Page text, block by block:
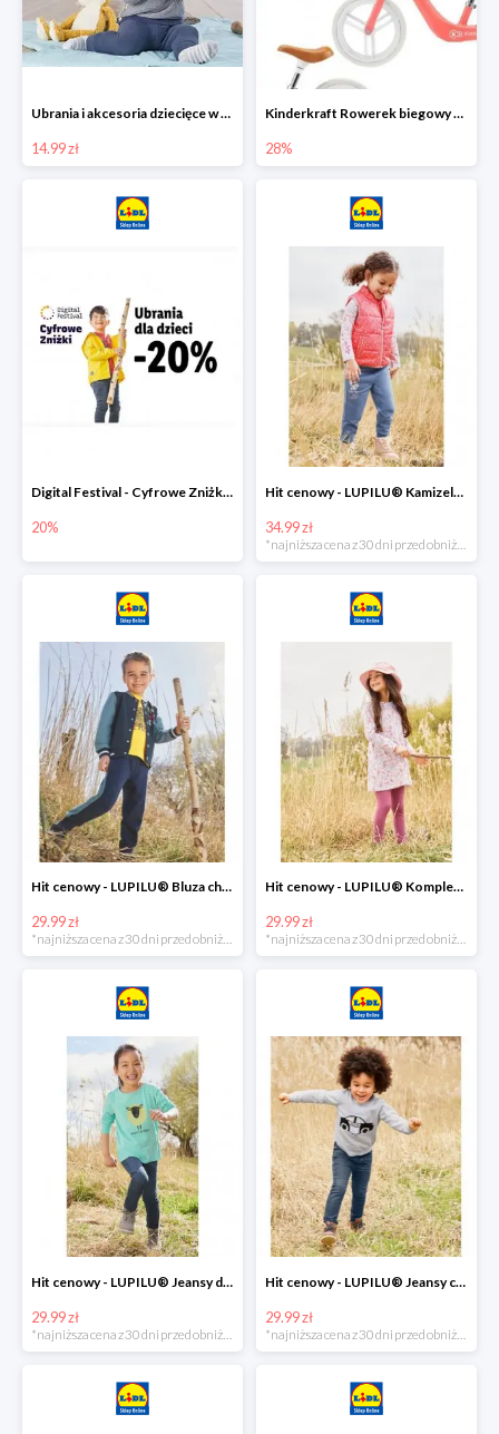
Ubrania i akcesoria dziecięce w Lidlu Online od 14,99 zł
14.99 zł
Kinderkraft Rowerek biegowy Fly
28%
Digital Festival - Cyfrowe Zniżki Ubrania dla dzieci w Lidlu -20%
20%
Hit cenowy - LUPILU® Kamizelka pikowana dziewczęca
34.99 zł
Hit cenowy - LUPILU® Bluza chłopięca w stylu college
29.99 zł
*najniższa cena z 30 dni przed obniżką
Hit cenowy - LUPILU® Komplet dziewczęcy (sukienka + legginsy)
29.99 zł
*najniższa cena z 30 dni przed obniżką
Hit cenowy - LUPILU® Jeansy dziewczęce slim fit
29.99 zł
Hit cenowy - LUPILU® Jeansy chłopięce slim fit
29.99 zł